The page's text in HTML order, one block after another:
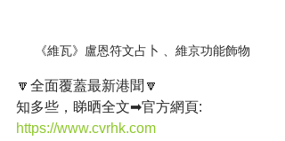
《維瓦》盧恩符文占卜 、維京功能飾物
🔽全面覆蓋最新港聞🔽
知多些，睇晒全文➡官方網頁:
https://www.cvrhk.com